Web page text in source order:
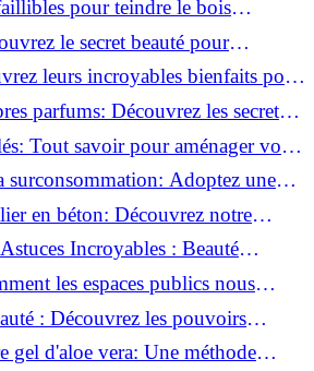
pour teindre le bois
comment!
le secret beauté pour
fatiguées!
leurs incroyables bienfaits pour
parfums: Découvrez les secrets
artisanale!
Tout savoir pour aménager votre
surconsommation: Adoptez une
en béton: Découvrez notre
Incroyables : Beauté
Concombre !
les espaces publics nous
actifs : Révélations surprenantes!
: Découvrez les pouvoirs
concombre!
gel d'aloe vera: Une méthode